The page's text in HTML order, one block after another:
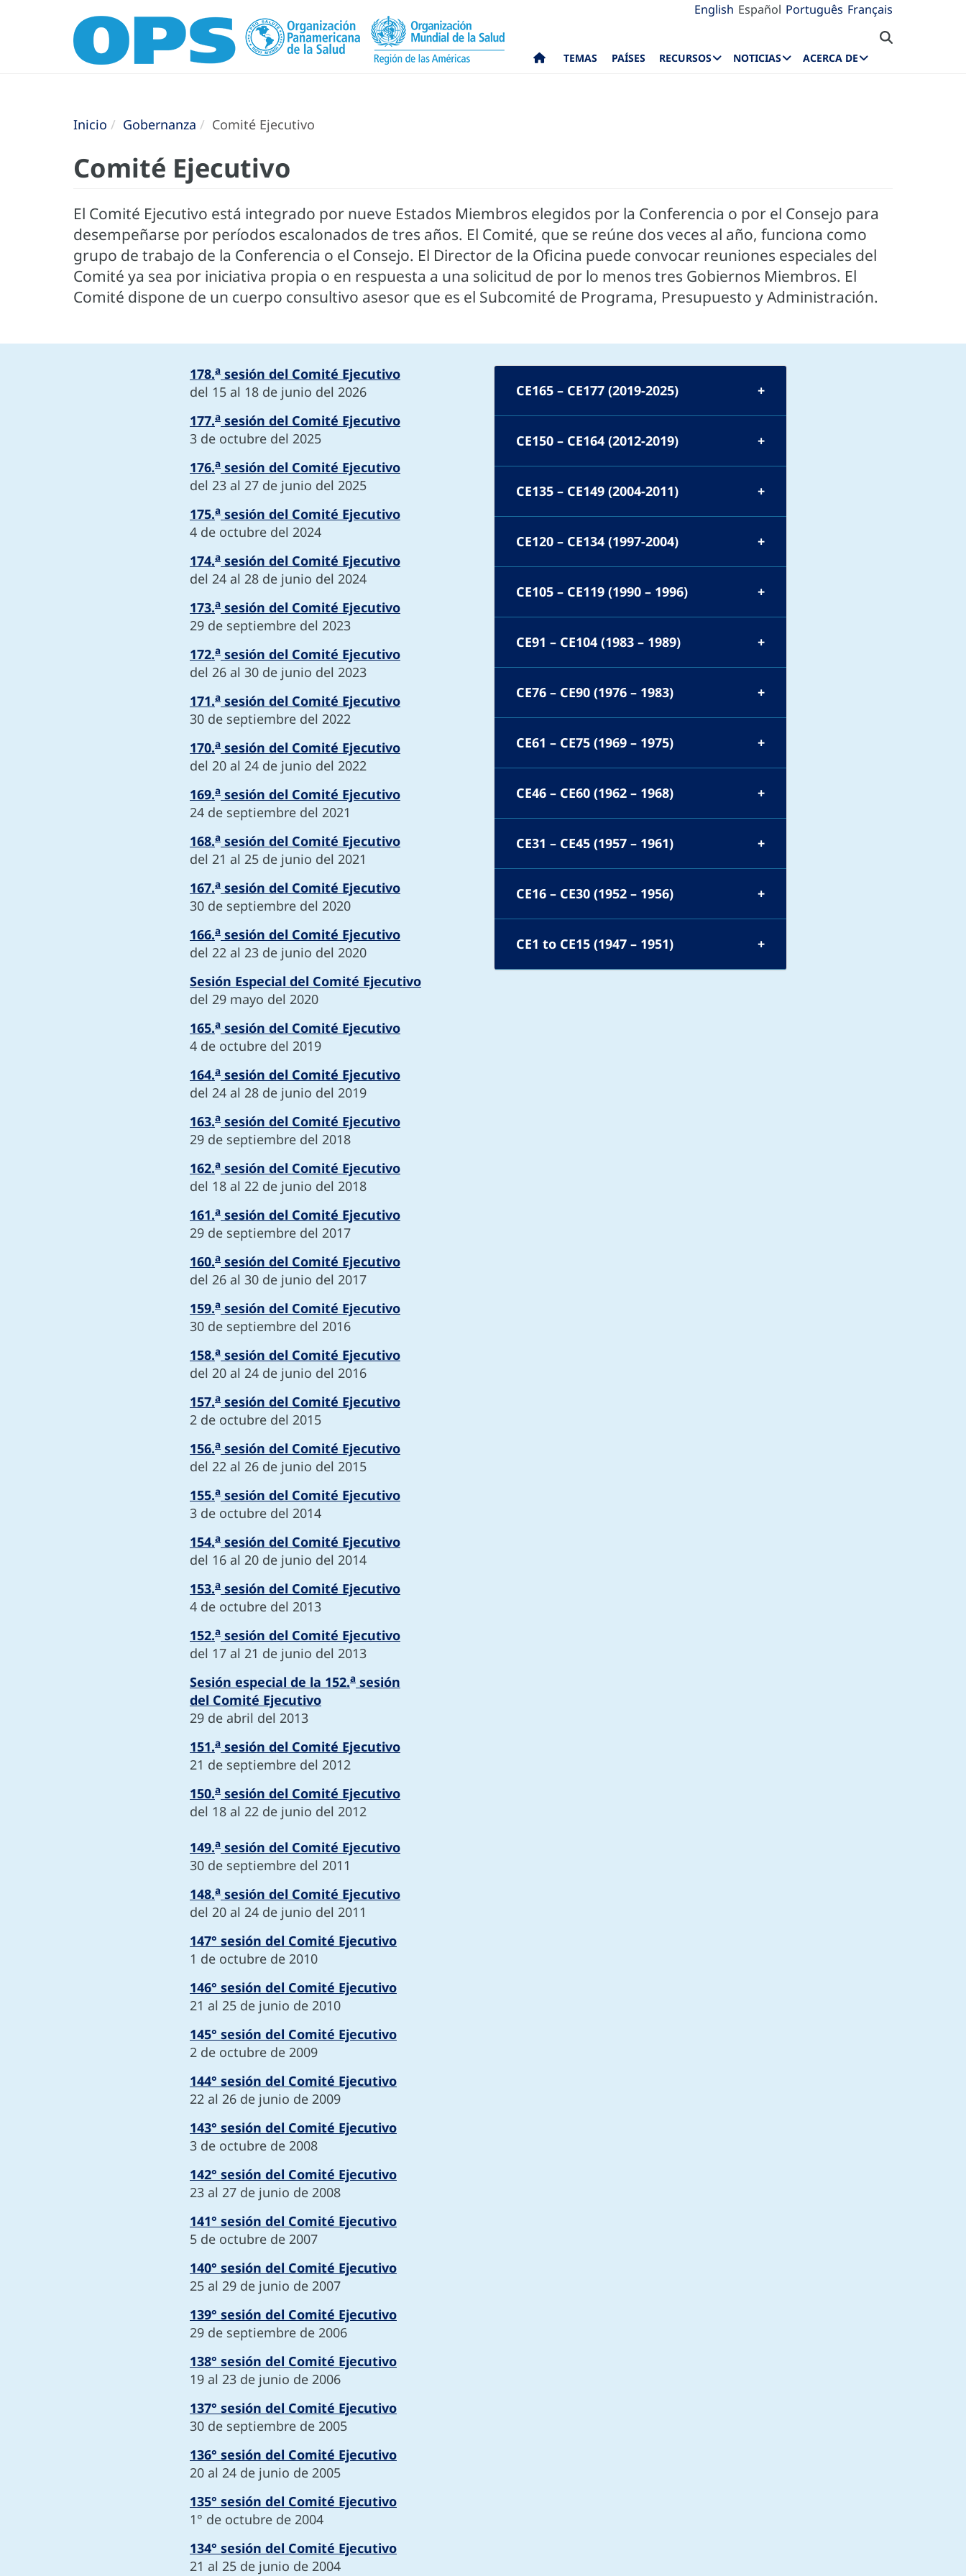
English Español Português Français
TEMAS PAÍSES RECURSOS NOTICIAS ACERCA DE
Inicio Gobernanza Comité Ejecutivo
Comité Ejecutivo
El Comité Ejecutivo está integrado por nueve Estados Miembros elegidos por la Conferencia o por el Consejo para
desempeñarse por períodos escalonados de tres años. El Comité, que se reúne dos veces al año, funciona como
grupo de trabajo de la Conferencia o el Consejo. El Director de la Oficina puede convocar reuniones especiales del
Comité ya sea por iniciativa propia o en respuesta a una solicitud de por lo menos tres Gobiernos Miembros. El
Comité dispone de un cuerpo consultivo asesor que es el Subcomité de Programa, Presupuesto y Administración.
178.a sesión del Comité Ejecutivo
del 15 al 18 de junio del 2026
177.a sesión del Comité Ejecutivo
3 de octubre del 2025
176.a sesión del Comité Ejecutivo
del 23 al 27 de junio del 2025
175.a sesión del Comité Ejecutivo
4 de octubre del 2024
174.a sesión del Comité Ejecutivo
del 24 al 28 de junio del 2024
173.a sesión del Comité Ejecutivo
29 de septiembre del 2023
172.a sesión del Comité Ejecutivo
del 26 al 30 de junio del 2023
171.a sesión del Comité Ejecutivo
30 de septiembre del 2022
170.a sesión del Comité Ejecutivo
del 20 al 24 de junio del 2022
169.a sesión del Comité Ejecutivo
24 de septiembre del 2021
168.a sesión del Comité Ejecutivo
del 21 al 25 de junio del 2021
167.a sesión del Comité Ejecutivo
30 de septiembre del 2020
166.a sesión del Comité Ejecutivo
del 22 al 23 de junio del 2020
Sesión Especial del Comité Ejecutivo
del 29 mayo del 2020
165.a sesión del Comité Ejecutivo
4 de octubre del 2019
164.a sesión del Comité Ejecutivo
del 24 al 28 de junio del 2019
163.a sesión del Comité Ejecutivo
29 de septiembre del 2018
162.a sesión del Comité Ejecutivo
del 18 al 22 de junio del 2018
161.a sesión del Comité Ejecutivo
29 de septiembre del 2017
160.a sesión del Comité Ejecutivo
del 26 al 30 de junio del 2017
159.a sesión del Comité Ejecutivo
30 de septiembre del 2016
158.a sesión del Comité Ejecutivo
del 20 al 24 de junio del 2016
157.a sesión del Comité Ejecutivo
2 de octubre del 2015
156.a sesión del Comité Ejecutivo
del 22 al 26 de junio del 2015
155.a sesión del Comité Ejecutivo
3 de octubre del 2014
154.a sesión del Comité Ejecutivo
del 16 al 20 de junio del 2014
153.a sesión del Comité Ejecutivo
4 de octubre del 2013
152.a sesión del Comité Ejecutivo
del 17 al 21 de junio del 2013
Sesión especial de la 152.a sesión
del Comité Ejecutivo
29 de abril del 2013
151.a sesión del Comité Ejecutivo
21 de septiembre del 2012
150.a sesión del Comité Ejecutivo
del 18 al 22 de junio del 2012
149.a sesión del Comité Ejecutivo
30 de septiembre del 2011
148.a sesión del Comité Ejecutivo
del 20 al 24 de junio del 2011
147° sesión del Comité Ejecutivo
1 de octubre de 2010
146° sesión del Comité Ejecutivo
21 al 25 de junio de 2010
145° sesión del Comité Ejecutivo
2 de octubre de 2009
144° sesión del Comité Ejecutivo
22 al 26 de junio de 2009
143° sesión del Comité Ejecutivo
3 de octubre de 2008
142° sesión del Comité Ejecutivo
23 al 27 de junio de 2008
141° sesión del Comité Ejecutivo
5 de octubre de 2007
140° sesión del Comité Ejecutivo
25 al 29 de junio de 2007
139° sesión del Comité Ejecutivo
29 de septiembre de 2006
138° sesión del Comité Ejecutivo
19 al 23 de junio de 2006
137° sesión del Comité Ejecutivo
30 de septiembre de 2005
136° sesión del Comité Ejecutivo
20 al 24 de junio de 2005
135° sesión del Comité Ejecutivo
1° de octubre de 2004
134° sesión del Comité Ejecutivo
21 al 25 de junio de 2004
CE165 – CE177 (2019-2025)
CE150 – CE164 (2012-2019)
CE135 – CE149 (2004-2011)
CE120 – CE134 (1997-2004)
CE105 – CE119 (1990 – 1996)
CE91 – CE104 (1983 – 1989)
CE76 – CE90 (1976 – 1983)
CE61 – CE75 (1969 – 1975)
CE46 – CE60 (1962 – 1968)
CE31 – CE45 (1957 – 1961)
CE16 – CE30 (1952 – 1956)
CE1 to CE15 (1947 – 1951)